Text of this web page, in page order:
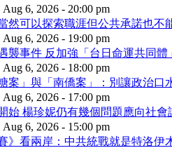
Aug 6, 2026 - 20:00 pm
然可以探索職涯但公共承諾也
Aug 6, 2026 - 19:00 pm
襲事件 反加強「台日命運共同體
Aug 6, 2026 - 18:00 pm
案」與「南僑案」：別讓政治口
Aug 6, 2026 - 17:00 pm
始 楊珍妮仍有幾個問題應向社會
Aug 6, 2026 - 15:00 pm
》看兩岸：中共統戰就是特洛伊